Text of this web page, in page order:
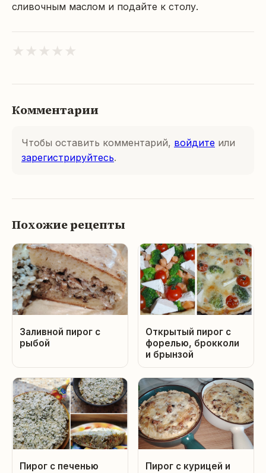
сливочным маслом и подайте к столу.
★ ★ ★ ★ ★
Комментарии
Чтобы оставить комментарий, войдите или
зарегистрируйтесь.
Похожие рецепты
Заливной пирог с
рыбой
Открытый пирог с
форелью, брокколи
и брынзой
Пирог с печенью
Пирог с курицей и